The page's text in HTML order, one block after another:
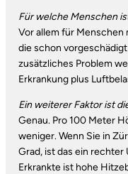
Für welche Menschen
Vor allem für Menschen
die schon
zusätzliches Problem
Erkrankung plus
Ein weiterer Faktor ist
Genau. Pro 100 Meter
weniger. Wenn Sie in
Grad, ist das ein
Erkrankte ist hohe